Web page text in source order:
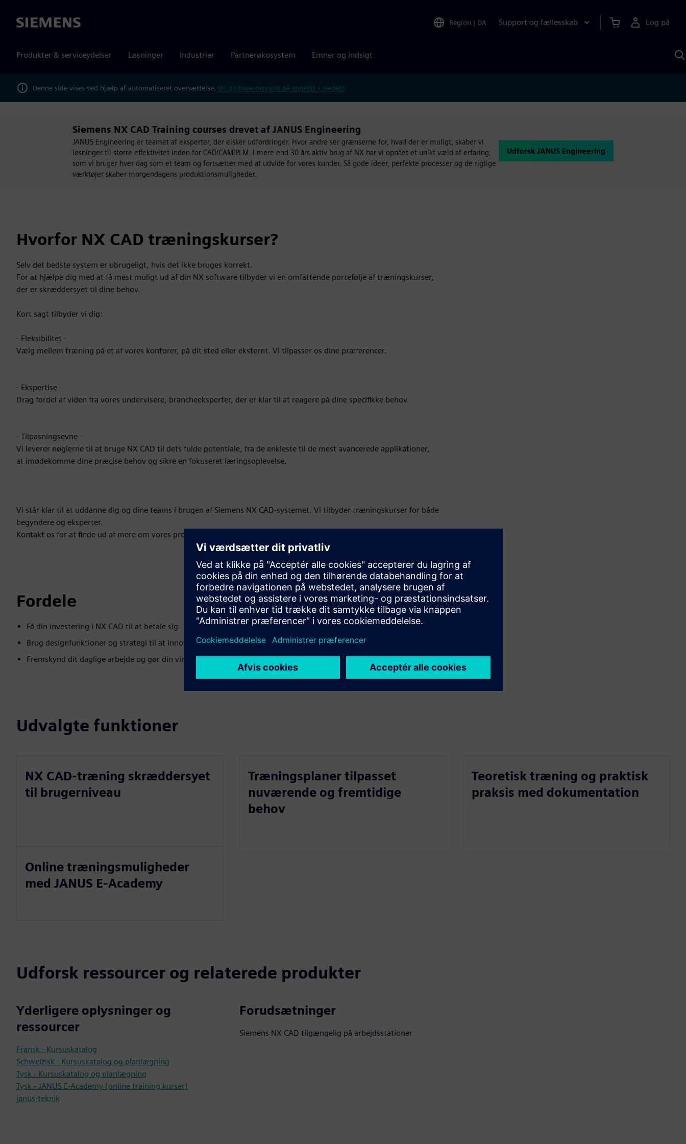
Siemens Region | DA Support og fællesskab Log på
Produkter & serviceydelser Løsninger Industrier Partnerøkosystem Emner og indsigt
Denne side vises ved hjælp af automatiseret oversættelse. Vil du have den vist på engelsk i stedet?
Siemens NX CAD Training courses drevet af JANUS Engineering
JANUS Engineering er teamet af eksperter, der elsker udfordringer. Hvor andre ser grænserne for, hvad der er muligt, skaber vi
løsninger til større effektivitet inden for CAD/CAM/PLM. I mere end 30 års aktiv brug af NX har vi opnået et unikt væld af erfaring,
som vi bruger hver dag som et team og fortsætter med at udvide for vores kunder. Så gode ideer, perfekte processer og de rigtige
værktøjer skaber morgendagens produktionsmuligheder.
Udforsk JANUS Engineering
Hvorfor NX CAD træningskurser?
Selv det bedste system er ubrugeligt, hvis det ikke bruges korrekt.
For at hjælpe dig med at få mest muligt ud af din NX software tilbyder vi en omfattende portefølje af træningskurser,
der er skræddersyet til dine behov.
Kort sagt tilbyder vi dig:
- Fleksibilitet -
Vælg mellem træning på et af vores kontorer, på dit sted eller eksternt. Vi tilpasser os dine præferencer.
- Ekspertise -
Drag fordel af viden fra vores undervisere, brancheeksperter, der er klar til at reagere på dine specifikke behov.
- Tilpasningsevne -
Vi leverer nøglerne til at bruge NX CAD til dets fulde potentiale, fra de enkleste til de mest avancerede applikationer,
at imødekomme dine præcise behov og sikre en fokuseret læringsoplevelse.
Vi står klar til at uddanne dig og dine teams i brugen af Siemens NX CAD-systemet. Vi tilbyder træningskurser for både
begyndere og eksperter.
Kontakt os for at finde ud af mere om vores programmer, priser og hvordan du kommer i gang.
Fordele
Få din investering i NX CAD til at betale sig
Brug designfunktioner og strategi til at innovere mod konkurrenter
Fremskynd dit daglige arbejde og gør din virksomhed mere effektiv
Udvalgte funktioner
NX CAD-træning skræddersyet
til brugerniveau
Træningsplaner tilpasset
nuværende og fremtidige
behov
Teoretisk træning og praktisk
praksis med dokumentation
Online træningsmuligheder
med JANUS E-Academy
Udforsk ressourcer og relaterede produkter
Yderligere oplysninger og
ressourcer
Fransk - Kursuskatalog
Schweizisk - Kursuskatalog og planlægning
Tysk - Kursuskatalog og planlægning
Tysk - JANUS E-Academy (online training kurser)
janus-teknik
Forudsætninger
Siemens NX CAD tilgængelig på arbejdsstationer